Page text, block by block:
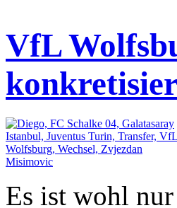
VfL
Es ist wohl